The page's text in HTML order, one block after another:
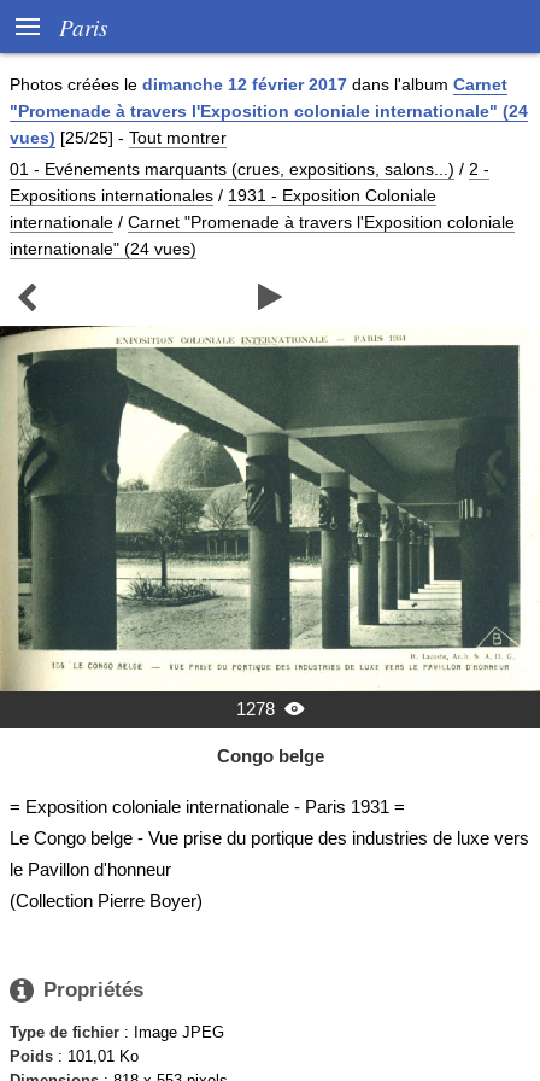
 Paris
Photos créées le dimanche 12 février 2017 dans l'album Carnet
"Promenade à travers l'Exposition coloniale internationale" (24
vues) [25/25] - Tout montrer
01 - Evénements marquants (crues, expositions, salons...) / 2 -
Expositions internationales / 1931 - Exposition Coloniale
internationale / Carnet "Promenade à travers l'Exposition coloniale
internationale" (24 vues)
 
1278 
Congo belge
= Exposition coloniale internationale - Paris 1931 =
Le Congo belge - Vue prise du portique des industries de luxe vers
le Pavillon d'honneur
(Collection Pierre Boyer)
 Propriétés
Type de fichier : Image JPEG
Poids : 101,01 Ko